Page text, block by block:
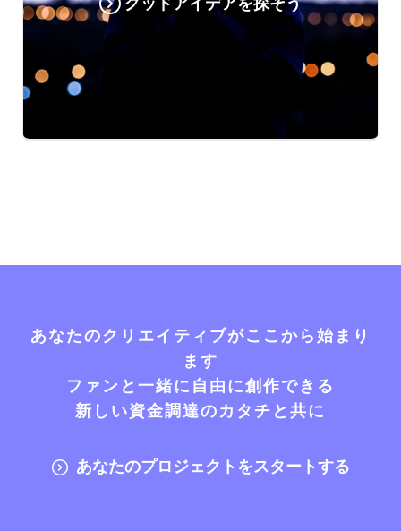
あなたのクリエイティブがここから始まり
ます
ファンと一緒に自由に創作できる
新しい資金調達のカタチと共に
あなたのプロジェクトをスタートする